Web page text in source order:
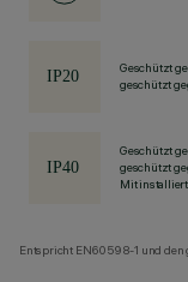
Geschützt
geschützt
Geschützt
geschützt
Mit
Entspricht EN60598-1 und den